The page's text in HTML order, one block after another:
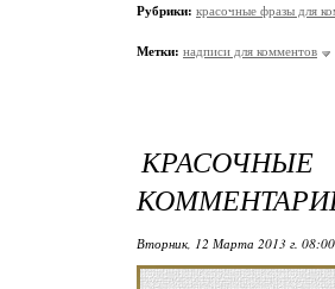
Рубрики: красочные фразы для
Метки: надписи для комментов
Вторник, 12 Марта 2013 г.